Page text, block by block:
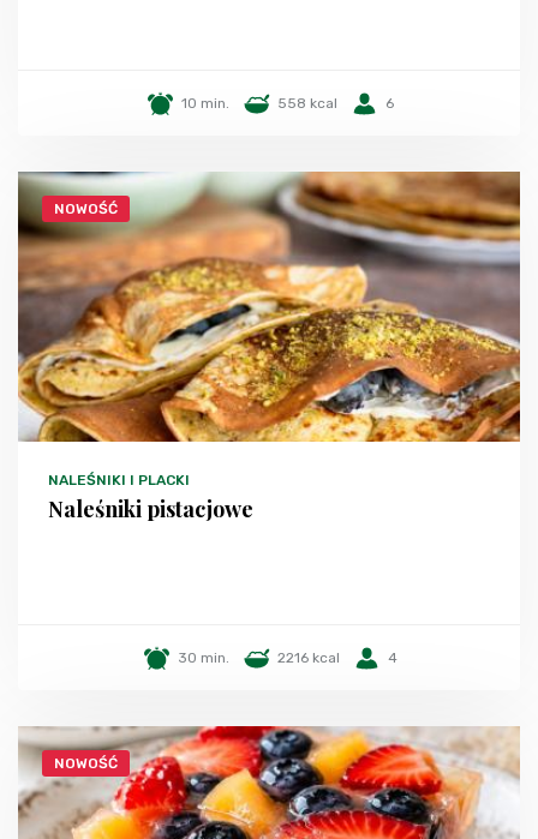
10 min. 558 kcal 6
NOWOŚĆ
NALEŚNIKI I PLACKI
Naleśniki pistacjowe
30 min. 2216 kcal 4
NOWOŚĆ